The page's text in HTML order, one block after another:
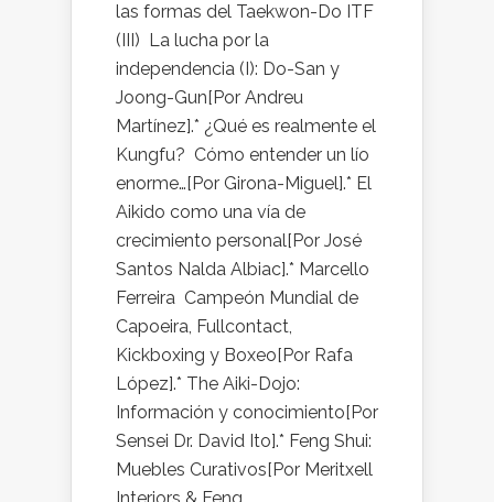
las formas del Taekwon-Do ITF
(III) La lucha por la
independencia (I): Do-San y
Joong-Gun[Por Andreu
Martínez].* ¿Qué es realmente el
Kungfu? Cómo entender un lío
enorme…[Por Girona-Miguel].* El
Aikido como una vía de
crecimiento personal[Por José
Santos Nalda Albiac].* Marcello
Ferreira Campeón Mundial de
Capoeira, Fullcontact,
Kickboxing y Boxeo[Por Rafa
López].* The Aiki-Dojo:
Información y conocimiento[Por
Sensei Dr. David Ito].* Feng Shui:
Muebles Curativos[Por Meritxell